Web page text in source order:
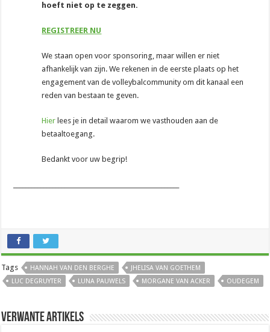
hoeft niet op te zeggen.
REGISTREER NU
We staan open voor sponsoring, maar willen er niet
afhankelijk van zijn. We rekenen in de eerste plaats op het
engagement van de volleybalcommunity om dit kanaal een
reden van bestaan te geven.
Hier lees je in detail waarom we vasthouden aan de
betaaltoegang.
Bedankt voor uw begrip!
Tags HANNAH VAN DEN BERGHE
JHELISA VAN GOETHEM
LUC DEGRUYTER
LUNA PAUWELS MORGANE VAN ACKER OUDEGEM
Verwante artikels